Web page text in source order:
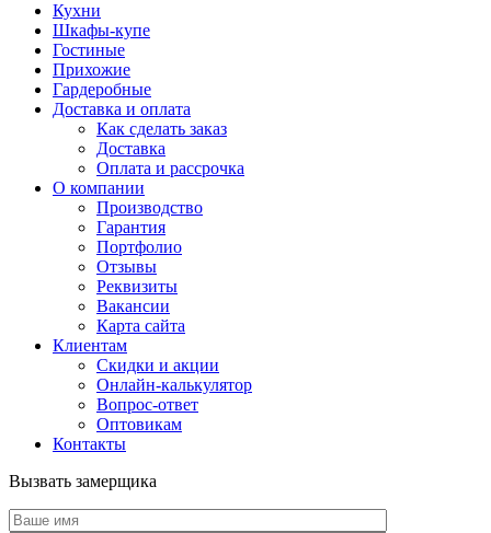
Кухни
Шкафы-купе
Гостиные
Прихожие
Гардеробные
Доставка и оплата
Как сделать заказ
Доставка
Оплата и рассрочка
О компании
Производство
Гарантия
Портфолио
Отзывы
Реквизиты
Вакансии
Карта сайта
Клиентам
Скидки и акции
Онлайн-калькулятор
Вопрос-ответ
Оптовикам
Контакты
Вызвать замерщика